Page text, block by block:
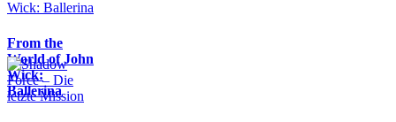
From the
World of John
Wick:
Ballerina